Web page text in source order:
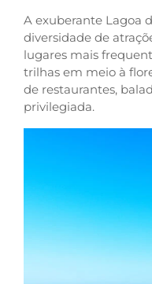
A exuberante Lagoa
diversidade de
lugares mais
trilhas em meio à
de restaurantes,
privilegiada.